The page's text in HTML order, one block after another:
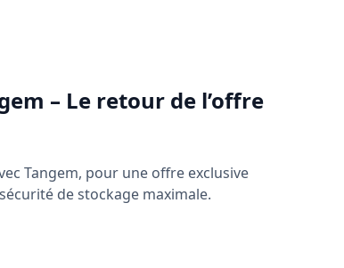
– Le retour de l’offre
Tangem, pour une offre exclusive
de stockage maximale.